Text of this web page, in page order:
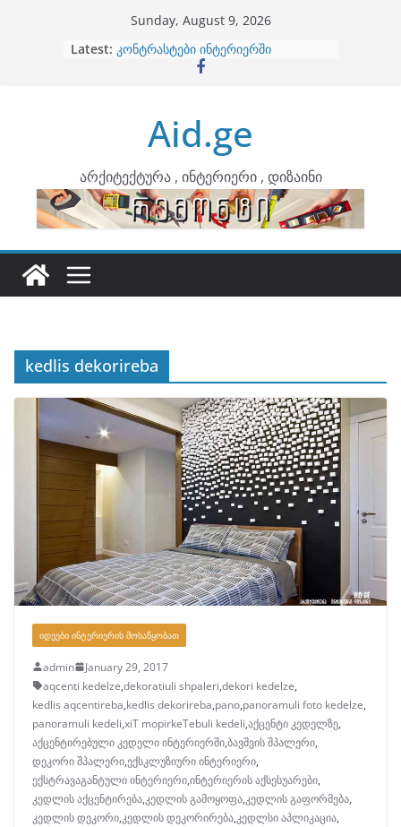
Sunday, August 9, 2026
Latest: ბინების გაერთიანება
კონტრასტები ინტერიერში
ინტერიერის დიზიანი
არტემიდი წარმოგიდგენთ
Aid.ge
არქიტექტურა , ინტერიერი , დიზაინი
kedlis dekorireba
ᲘᲓᲔᲔᲑᲘ ᲘᲜᲢᲔᲠᲘᲔᲠᲘᲡ ᲛᲝᲡᲐᲬᲧᲝᲑᲐᲗ
admin
January 29, 2017
aqcenti kedelze,dekoratiuli shpaleri,dekori kedelze,
kedlis aqcentireba,kedlis dekorireba,pano,panoramuli foto kedelze,
panoramuli kedeli,xiT mopirkeTebuli kedeli,აქცენტი კედელზე,
აქცენტირებული კედელი ინტერიერში,ბავშვის შპალერი,
დეკორი შპალერი,ექსკლუზიური ინტერიერი,
ექსტრავაგანტული ინტერიერი,ინტერიერის აქსესუარები,
კედლის აქცენტირება,კედლის გამოყოფა,კედლის გაფორმება,
კედლის დეკორი,კედლის დეკორირება,კედლსი აპლიკაცია,